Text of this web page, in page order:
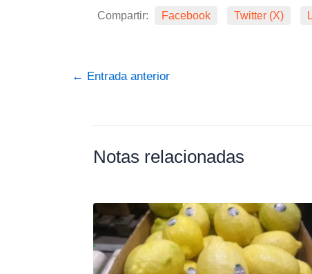
Compartir: Facebook Twitter (X)
← Entrada anterior
Notas relacionadas